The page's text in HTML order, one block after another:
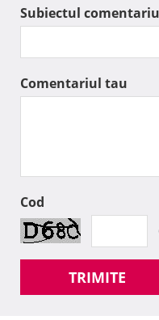
Subiectul
Comentariul tau
Cod
TRIMITE